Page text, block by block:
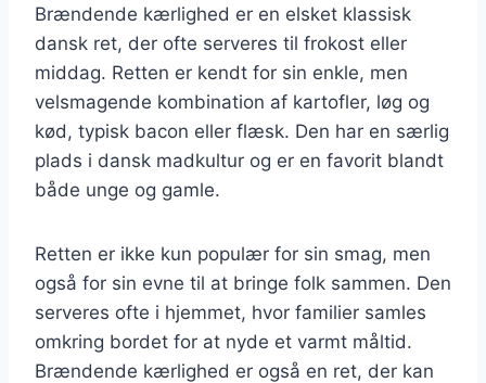
Brændende kærlighed er en elsket klassisk
dansk ret, der ofte serveres til frokost eller
middag. Retten er kendt for sin enkle, men
velsmagende kombination af kartofler, løg og
kød, typisk bacon eller flæsk. Den har en særlig
plads i dansk madkultur og er en favorit blandt
både unge og gamle.
Retten er ikke kun populær for sin smag, men
også for sin evne til at bringe folk sammen. Den
serveres ofte i hjemmet, hvor familier samles
omkring bordet for at nyde et varmt måltid.
Brændende kærlighed er også en ret, der kan